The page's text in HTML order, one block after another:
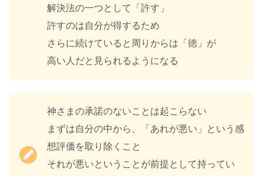
解決法の一つとして「許す」
許すのは自分が得するため
さらに続けていると周りからは「徳」が
高い人だと見られるようになる
神さまの承諾のないことは起こらない
まずは自分の中から、「あれが悪い」という感
想評価を取り除くこと
それが悪いということが前提として持ってい